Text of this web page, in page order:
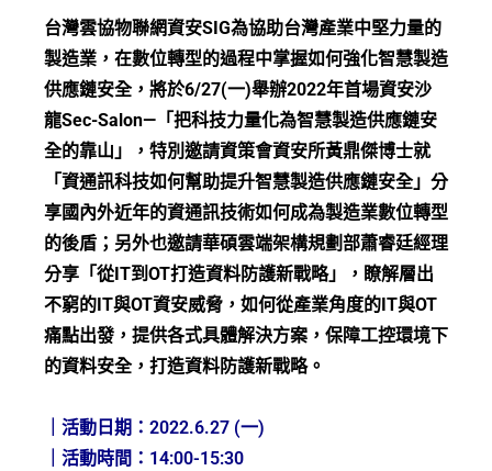
台灣雲協物聯網資安SIG為協助台灣產業中堅力量的
製造業，在數位轉型的過程中掌握如何強化智慧製造
供應鏈安全，將於6/27(一)舉辦2022年首場資安沙
龍Sec-Salon—「把科技力量化為智慧製造供應鏈安
全的靠山」，特別邀請資策會資安所黃鼎傑博士就
「資通訊科技如何幫助提升智慧製造供應鏈安全」分
享國內外近年的資通訊技術如何成為製造業數位轉型
的後盾；另外也邀請華碩雲端架構規劃部蕭睿廷經理
分享「從IT到OT打造資料防護新戰略」，瞭解層出
不窮的IT與OT資安威脅，如何從產業角度的IT與OT
痛點出發，提供各式具體解決方案，保障工控環境下
的資料安全，打造資料防護新戰略。
｜活動日期： 2022.6.27 (一)
｜活動時間： 14:00-15:30